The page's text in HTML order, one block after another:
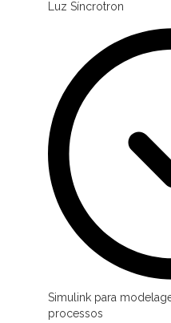
Luz Síncrotron
Simulink para
processos